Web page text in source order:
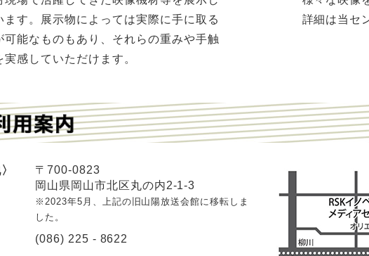
ます。展示物によっては実際に手に取る
可能なものもあり、それらの重みや手触
実感していただけます。
詳細は当セ
〒700-0823
岡山県岡山市北区丸の内2-1-3
※2023年5月、上記の旧山陽放送会館に移転しま
した。
(086) 225 - 8622